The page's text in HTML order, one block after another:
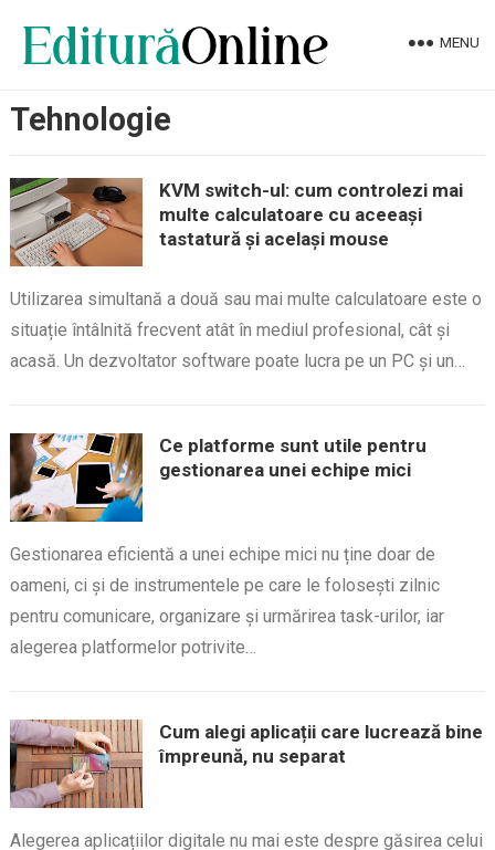
MENU
Tehnologie
KVM switch-ul: cum controlezi mai
multe calculatoare cu aceeași
tastatură și același mouse
Utilizarea simultană a două sau mai multe calculatoare este o
situație întâlnită frecvent atât în mediul profesional, cât și
acasă. Un dezvoltator software poate lucra pe un PC și un…
Ce platforme sunt utile pentru
gestionarea unei echipe mici
Gestionarea eficientă a unei echipe mici nu ține doar de
oameni, ci și de instrumentele pe care le folosești zilnic
pentru comunicare, organizare și urmărirea task-urilor, iar
alegerea platformelor potrivite…
Cum alegi aplicații care lucrează bine
împreună, nu separat
Alegerea aplicațiilor digitale nu mai este despre găsirea celui